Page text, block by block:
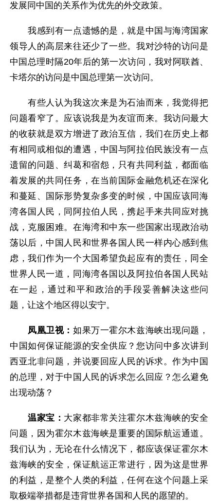
发展同中国的关系作为优先的外交政策。
我感到有一点遗憾的是，就是中国与海湾国家
领导人的高层来往还少了一些。我对沙特的访问是
中国总理时隔20年后的第一次访问，我对阿联酋、
卡塔尔的访问是中国总理第一次访问。
有些人认为我这次来是为石油而来，我觉得把
问题看窄了。应该说我是为友谊而来。我访问最大
的收获就是双方增进了政治互信，我们在历史上都
有相同或相似的遭遇，中国与阿拉伯民族没有一点
遗留的问题、纠葛和宿怨，只有共同利益，都面临
着发展的共同任务，在当前国际金融危机还在深化
和蔓延、国际形势复杂多变的时候，中国应该同海
湾各国人民，同阿拉伯人民，携起手来共同应对挑
战，克服困难。在海湾和中东一些国家出现政治动
荡以后，中国人民和世界各国人民一样内心感到焦
虑，我们作为一个大国希望负起应有的责任，同全
世界人民一道，同海湾各国以及阿拉伯各国人民站
在一起，通过和平和政治的手段妥善解决这些问
题，让这个地区得以安宁。
凤凰卫视：如果万一霍尔木兹海峡出现问题，
中国如何保证能源的安全供应？您访问中多次讲到
西亚北非问题，并说要回应人民的诉求。作为中国
的总理，对于中国人民的诉求怎么回应？怎么避免
出现动荡？
温家宝： 大家都非常关注霍尔木兹海峡的安全
问题，因为霍尔木兹海峡是重要的国际航运通道。
我们认为，无论在什么情况下，都应该保证霍尔木
兹海峡的安全，保证航运正常进行，因为这是世界
的利益，是整个人类的利益，任何在这个问题上采
取极端举措都是违背世界各国和人民的愿望的。